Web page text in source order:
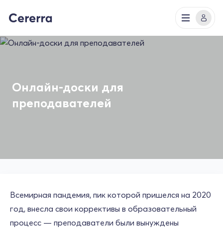
Онлайн-доски для
преподавателей
Всемирная пандемия, пик которой пришелся на 2020
год, внесла свои коррективы в образовательный
процесс — преподаватели были вынуждены